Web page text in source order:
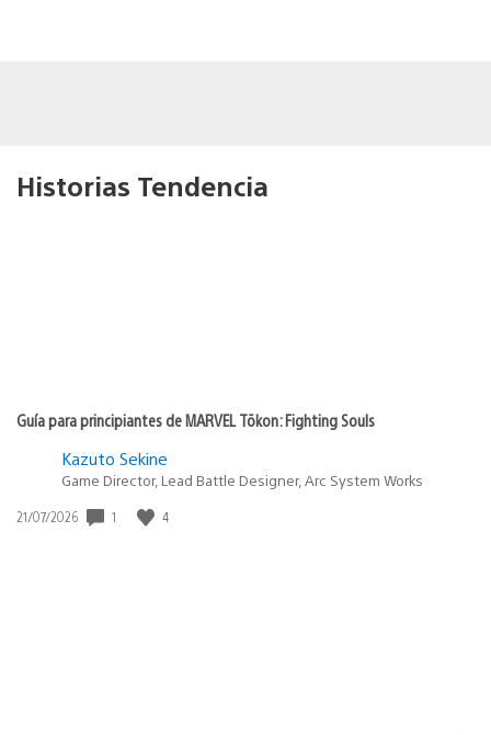
Historias Tendencia
Guía para principiantes de MARVEL Tōkon: Fighting Souls
Kazuto Sekine
Game Director, Lead Battle Designer, Arc System Works
Fecha
21/07/2026 1 4